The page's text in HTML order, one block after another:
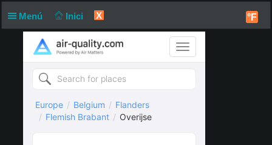
Menú Inici X °F